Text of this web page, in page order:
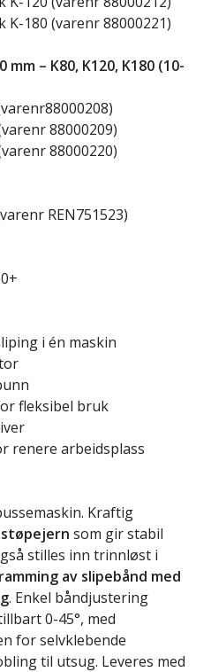
K-180 (varenr 88000221)
– K80, K120, K180 (10-
88000209)
88000220)
REN751523)
i én maskin
fleksibel bruk
renere arbeidsplass
Kraftig
støpejern som gir stabil
stilles inn trinnløst i
av slipebånd med
. Enkel båndjustering
0-45°, med
for selvklebende
til utsug. Leveres med